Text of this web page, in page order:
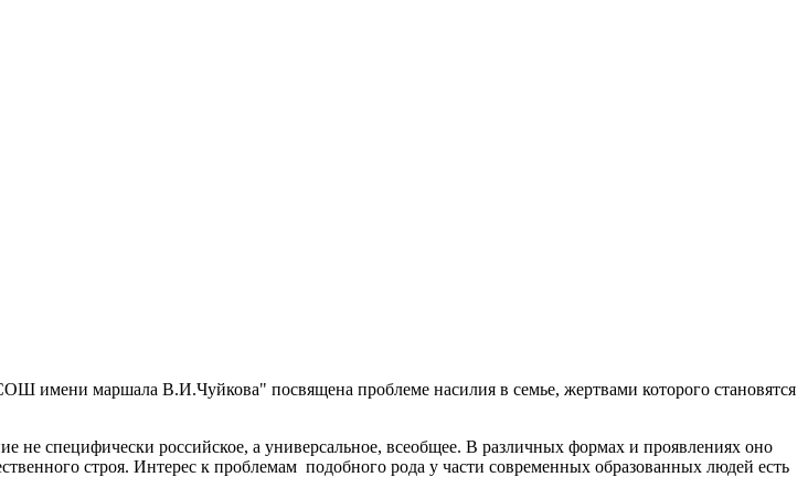
имени маршала В.И.Чуйкова" посвящена проблеме насилия в семье, жертвами которого становятся
не специфически российское, а универсальное, всеобщее. В различных формах и проявлениях оно
строя. Интерес к проблемам подобного рода у части современных образованных людей есть